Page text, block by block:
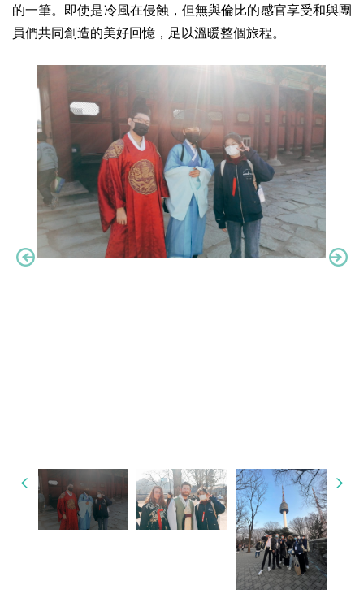
的一筆。即使是冷風在侵蝕，但無與倫比的感官享受和與團
員們共同創造的美好回憶，足以溫暖整個旅程。